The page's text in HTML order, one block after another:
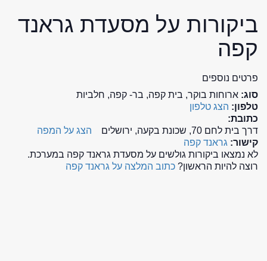
ביקורות על מסעדת גראנד
קפה
פרטים נוספים
סוג: ארוחות בוקר, בית קפה, בר- קפה, חלביות
טלפון: הצג טלפון
כתובת:
דרך בית לחם 70, שכונת בקעה, ירושלים
הצג על המפה
קישור: גראנד קפה
לא נמצאו ביקורות גולשים על מסעדת גראנד קפה במערכת.
רוצה להיות הראשון? כתוב המלצה על גראנד קפה